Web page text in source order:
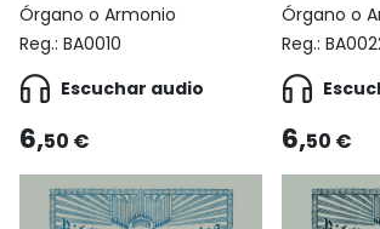
Órgano o Armonio
Reg.: BA0010
Escuchar audio
6,50 €
Órgano o
Reg.:
6,50 €